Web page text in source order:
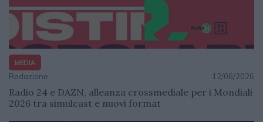
MEDIA
Redazione 12/06/2026
Radio 24 e DAZN, alleanza crossmediale per i Mondiali
2026 tra simulcast e nuovi format